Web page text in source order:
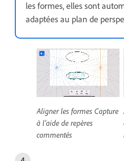
les formes, elles sont
adaptées au plan de
Aligner les formes Capture
à l’aide de repères
commentés